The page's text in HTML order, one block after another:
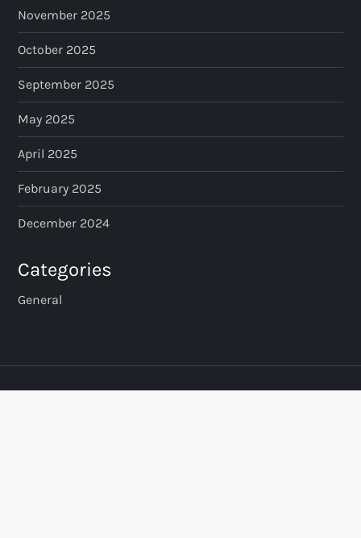
November 2025
October 2025
September 2025
May 2025
April 2025
February 2025
December 2024
Categories
General